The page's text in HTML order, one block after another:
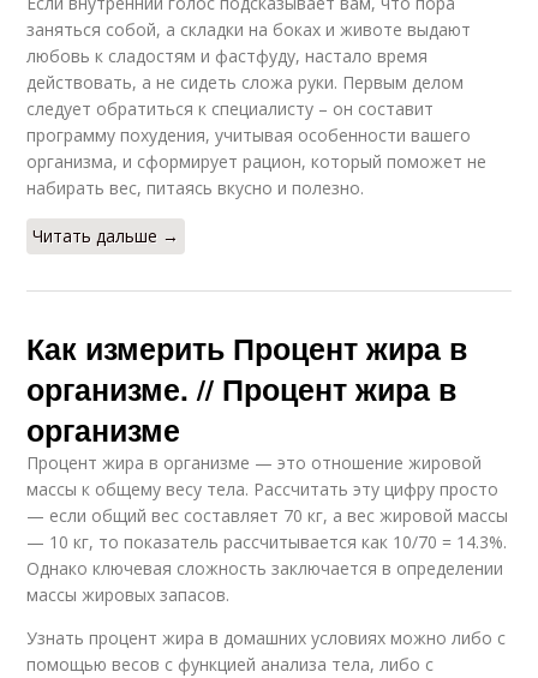
заняться собой, а складки на боках и животе выдают
любовь к сладостям и фастфуду, настало время
действовать, а не сидеть сложа руки. Первым делом
следует обратиться к специалисту – он составит
программу похудения, учитывая особенности вашего
организма, и сформирует рацион, который поможет не
набирать вес, питаясь вкусно и полезно.
Читать дальше →
Как измерить Процент жира в
организме. // Процент жира в
организме
Процент жира в организме — это отношение жировой
массы к общему весу тела. Рассчитать эту цифру просто
— если общий вес составляет 70 кг, а вес жировой массы
— 10 кг, то показатель рассчитывается как 10/70 = 14.3%.
Однако ключевая сложность заключается в определении
массы жировых запасов.
Узнать процент жира в домашних условиях можно либо с
помощью весов с функцией анализа тела, либо с